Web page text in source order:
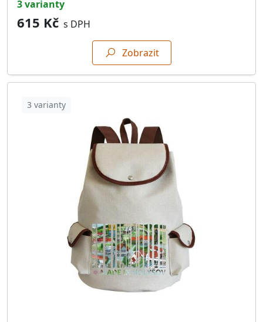
34562.Holýšov
34562.Všekary
34601.Horšovský Týn 97
34601.Chotiměř
34601.Mezholezy
34601.Mířkov
34601.Nahošice
34601.Ostromeč
34601.Srby
34601.Velký Malahov
3 varianty
615 Kč s DPH
Zobrazit
3 varianty